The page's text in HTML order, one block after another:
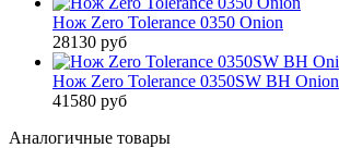
Нож Zero Tolerance 0350 Onion
28130 руб
Нож Zero Tolerance 0350SW BH Onion
41580 руб
Аналогичные товары